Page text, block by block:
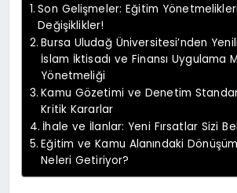
Son Gelişmeler: Eğitim
Değişiklikler!
Bursa Uludağ Üniversitesi’nden
İslam İktisadı ve Finansı Uygulama
Yönetmeliği
Kamu Gözetimi ve Denetim
Kritik Kararlar
İhale ve İlanlar: Yeni Fırsatlar Sizi
Eğitim ve Kamu Alanındaki
Neleri Getiriyor?